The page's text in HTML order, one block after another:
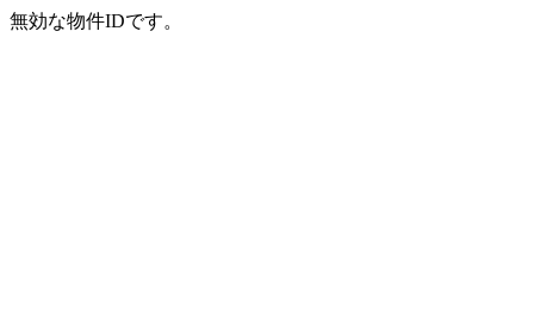
無効な物件IDです。